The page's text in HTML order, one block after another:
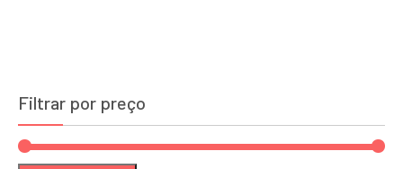
Filtrar por preço